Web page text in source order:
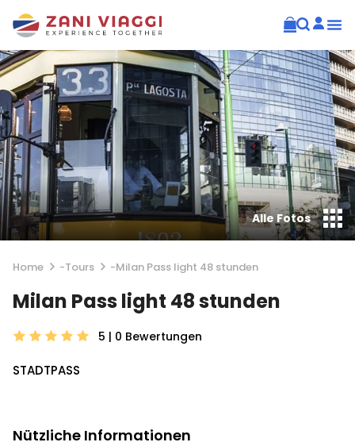
Home -Tours -Milan Pass light 48 stunden
Milan Pass light 48 stunden
5 | 0 Bewertungen
STADTPASS
Alle Fotos
Nützliche Informationen